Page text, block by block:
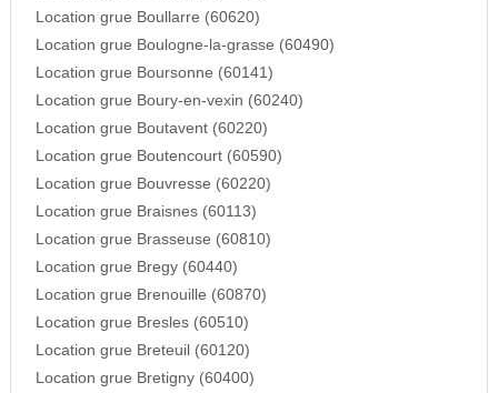
Location grue Boullarre (60620)
Location grue Boulogne-la-grasse (60490)
Location grue Boursonne (60141)
Location grue Boury-en-vexin (60240)
Location grue Boutavent (60220)
Location grue Boutencourt (60590)
Location grue Bouvresse (60220)
Location grue Braisnes (60113)
Location grue Brasseuse (60810)
Location grue Bregy (60440)
Location grue Brenouille (60870)
Location grue Bresles (60510)
Location grue Breteuil (60120)
Location grue Bretigny (60400)